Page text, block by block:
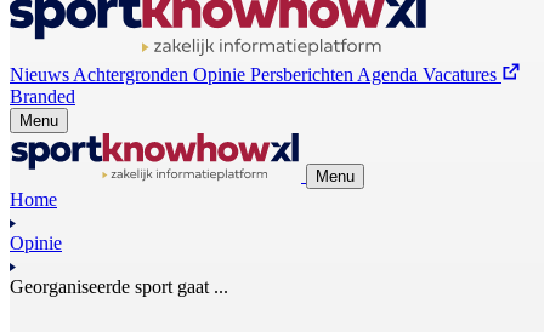
Nieuws Achtergronden Opinie Persberichten Agenda Vacatures
Branded
Menu
Menu
Home
Opinie
Georganiseerde sport gaat ...